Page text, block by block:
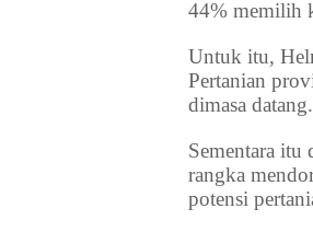
44% memilih
Untuk itu,
Pertanian
dimasa datang.
Sementara itu
rangka
potensi